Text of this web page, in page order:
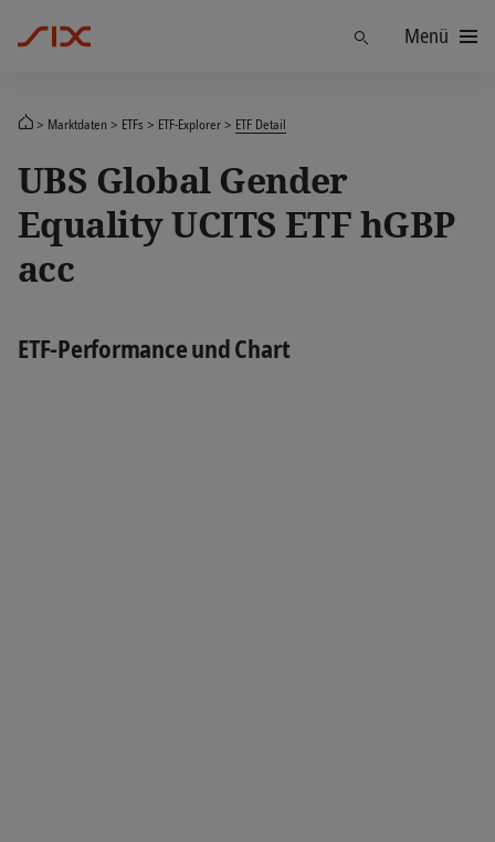
FindenMenü
Marktdaten ETFs ETF-Explorer ETF Detail
UBS Global Gender
Equality UCITS ETF hGBP
acc
ETF-Performance und Chart